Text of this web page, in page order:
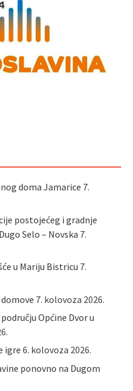
doma Jamarice 7.
postojećeg i gradnje
Selo – Novska 7.
u Mariju Bistricu 7.
7. kolovoza 2026.
Općine Dvor u
igre 6. kolovoza 2026.
ponovno na Dugom